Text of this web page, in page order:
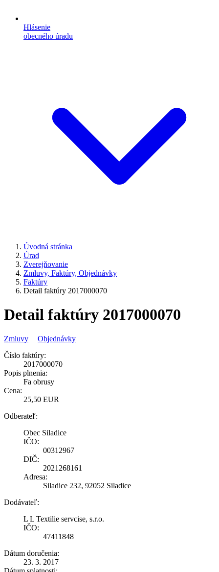
Hlásenie
obecného úradu
Úvodná stránka
Úrad
Zverejňovanie
Zmluvy, Faktúry, Objednávky
Faktúry
Detail faktúry 2017000070
Detail faktúry 2017000070
Zmluvy | Objednávky
Číslo faktúry:
2017000070
Popis plnenia:
Fa obrusy
Cena:
25,50 EUR
Odberateľ:
Obec Siladice
IČO:
00312967
DIČ:
2021268161
Adresa:
Siladice 232, 92052 Siladice
Dodávateľ:
L L Textilie servcise, s.r.o.
IČO:
47411848
Dátum doručenia:
23. 3. 2017